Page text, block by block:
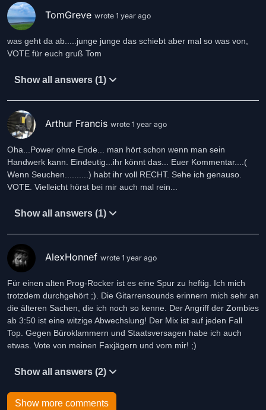
TomGreve wrote 1 year ago
was geht da ab.....junge junge das schiebt aber mal so was von,
VOTE für euch gruß Tom
Show all answers (1)
Arthur Francis wrote 1 year ago
Oha...Power ohne Ende... man hört schon wenn man sein
Handwerk kann. Eindeutig...ihr könnt das... Euer Kommentar....(
Wenn Seuchen..........) habt ihr voll RECHT. Sehe ich genauso.
VOTE. Vielleicht hörst bei mir auch mal rein...
Show all answers (1)
AlexHonnef wrote 1 year ago
Für einen alten Prog-Rocker ist es eine Spur zu heftig. Ich mich
trotzdem durchgehört ;). Die Gitarrensounds erinnern mich sehr an
die älteren Sachen, die ich noch so kenne. Der Angriff der Zombies
ab 3:50 ist eine witzige Abwechslung! Der Mix ist auf jeden Fall
Top. Gegen Büroklammern und Staatsversagen habe ich auch
etwas. Vote von meinen Faxjägern und vom mir! ;)
Show all answers (2)
Show more comments